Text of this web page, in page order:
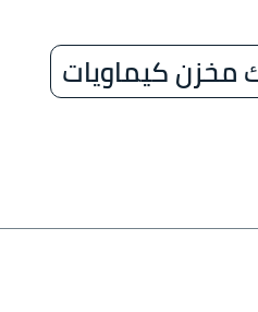
مخزن كيماويات